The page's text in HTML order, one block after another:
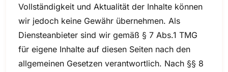
Vollständigkeit und Aktualität der Inhalte können
wir jedoch keine Gewähr übernehmen. Als
Diensteanbieter sind wir gemäß § 7 Abs.1 TMG
für eigene Inhalte auf diesen Seiten nach den
allgemeinen Gesetzen verantwortlich. Nach §§ 8